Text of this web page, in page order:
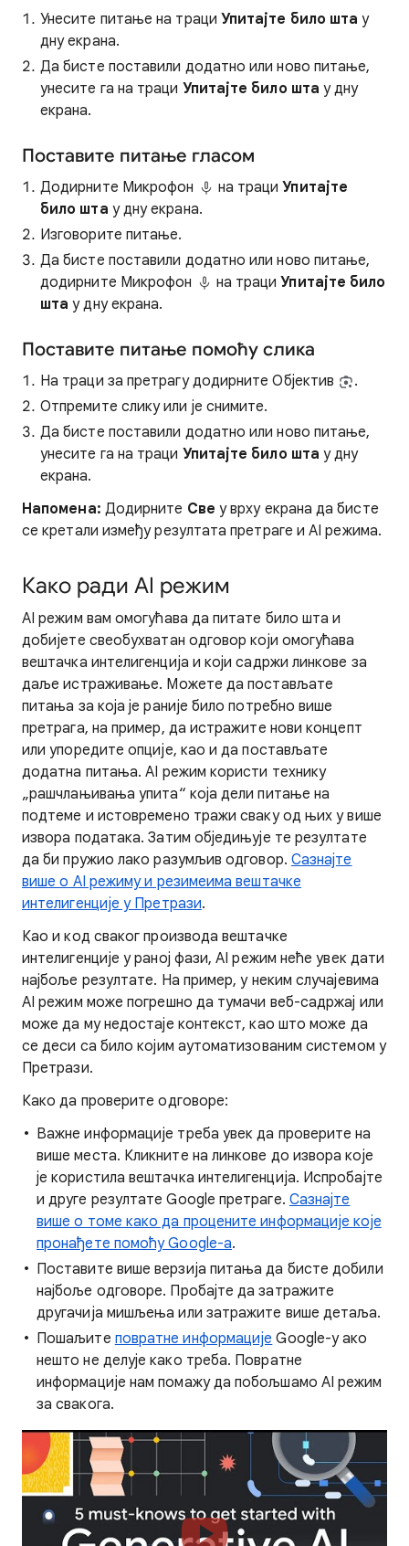
Унесите питање на траци Упитајте било шта у
дну екрана.
Да бисте поставили додатно или ново питање,
унесите га на траци Упитајте било шта у дну
екрана.
Поставите питање гласом
Додирните Микрофон на трациУпитајте
било шта у дну екрана.
Изговорите питање.
Да бисте поставили додатно или ново питање,
додирните Микрофон
на трациУпитајте било
шта у дну екрана.
Поставите питање помоћу слика
На траци за претрагу додирните Објектив
.
Отпремите слику или је снимите.
Да бисте поставили додатно или ново питање,
унесите га на траци Упитајте било шта у дну
екрана.
Напомена: Додирните Све у врху екрана да бисте
се кретали између резултата претраге и AI режима.
Како ради AI режим
AI режим вам омогућава да питате било шта и
добијете свеобухватан одговор који омогућава
вештачка интелигенција и који садржи линкове за
даље истраживање. Можете да постављате
питања за која је раније било потребно више
претрага, на пример, да истражите нови концепт
или упоредите опције, као и да постављате
додатна питања. AI режим користи технику
„рашчлањивања упита“ која дели питање на
подтеме и истовремено тражи сваку од њих у више
извора података. Затим обједињује те резултате
да би пружио лако разумљив одговор. Сазнајте
више о AI режиму и резимеима вештачке
интелигенције у Претрази.
Као и код сваког производа вештачке
интелигенције у раној фази, AI режим неће увек дати
најбоље резултате. На пример, у неким случајевима
AI режим може погрешно да тумачи веб-садржај или
може да му недостаје контекст, као што може да
се деси са било којим аутоматизованим системом у
Претрази.
Како да проверите одговоре:
Важне информације треба увек да проверите на
више места. Кликните на линкове до извора које
је користила вештачка интелигенција. Испробајте
и друге резултате Google претраге. Сазнајте
више о томе како да процените информације које
пронађете помоћу Google-а.
Поставите више верзија питања да бисте добили
најбоље одговоре. Пробајте да затражите
другачија мишљења или затражите више детаља.
Пошаљите повратне информације Google-у ако
нешто не делује како треба. Повратне
информације нам помажу да побољшамо AI режим
за свакога.